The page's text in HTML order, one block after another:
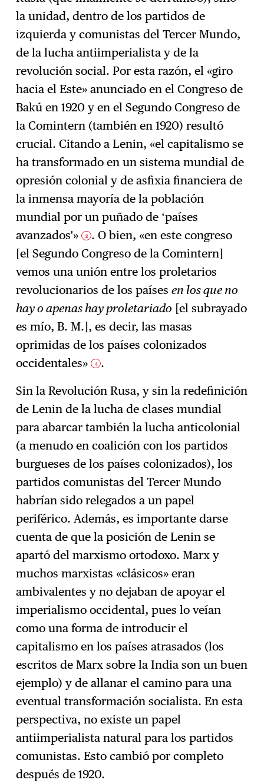
la unidad, dentro de los partidos de
izquierda y comunistas del Tercer Mundo,
de la lucha antiimperialista y de la
revolución social. Por esta razón, el «giro
hacia el Este» anunciado en el Congreso de
Bakú en 1920 y en el Segundo Congreso de
la Comintern (también en 1920) resultó
crucial. Citando a Lenin, «el capitalismo se
ha transformado en un sistema mundial de
opresión colonial y de asfixia financiera de
la inmensa mayoría de la población
mundial por un puñado de ‘países
avanzados'» 3 . O bien, «en este congreso
[el Segundo Congreso de la Comintern]
vemos una unión entre los proletarios
revolucionarios de los paísesen los que no
hay o apenas hay proletariado [el subrayado
es mío, B. M.], es decir, las masas
oprimidas de los países colonizados
occidentales» 4 .
Sin la Revolución Rusa, y sin la redefinición
de Lenin de la lucha de clases mundial
para abarcar también la lucha anticolonial
(a menudo en coalición con los partidos
burgueses de los países colonizados), los
partidos comunistas del Tercer Mundo
habrían sido relegados a un papel
periférico. Además, es importante darse
cuenta de que la posición de Lenin se
apartó del marxismo ortodoxo. Marx y
muchos marxistas «clásicos» eran
ambivalentes y no dejaban de apoyar el
imperialismo occidental, pues lo veían
como una forma de introducir el
capitalismo en los países atrasados (los
escritos de Marx sobre la India son un buen
ejemplo) y de allanar el camino para una
eventual transformación socialista. En esta
perspectiva, no existe un papel
antiimperialista natural para los partidos
comunistas. Esto cambió por completo
después de 1920.